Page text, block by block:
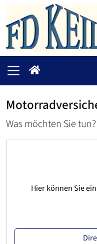
Was möchten Sie tun?
Hier können Sie